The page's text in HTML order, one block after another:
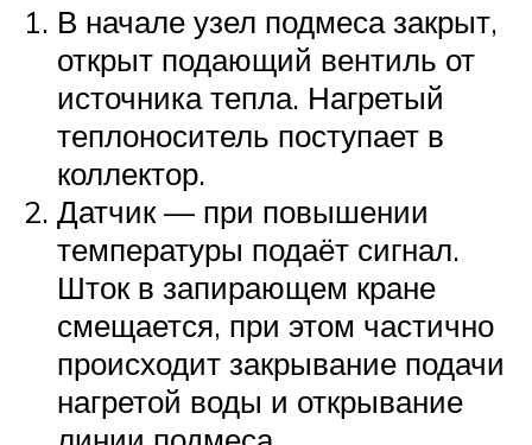
В начале узел подмеса закрыт,
открыт подающий вентиль от
источника тепла. Нагретый
теплоноситель поступает в
коллектор.
Датчик — при повышении
температуры подаёт сигнал.
Шток в запирающем кране
смещается, при этом частично
происходит закрывание подачи
нагретой воды и открывание